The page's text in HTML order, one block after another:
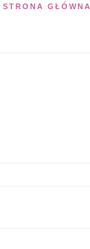
STRONA GŁÓWNA